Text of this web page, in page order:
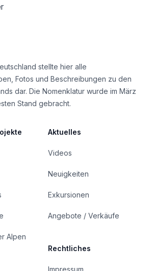
stellte hier alle
Fotos und Beschreibungen zu den
dar. Die Nomenklatur wurde im März
Stand gebracht.
Alpen
Aktuelles
Videos
Neuigkeiten
Exkursionen
Angebote / Verkäufe
Rechtliches
Impressum